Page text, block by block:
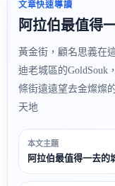
文章快速導讀
阿拉伯最值得
黃金街，顧名思義在
迪老城區的GoldSouk
條街遠遠望去金燦燦
天地
本文主題
阿拉伯最值得一去的